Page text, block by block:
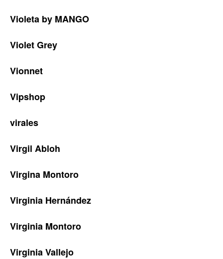
Violeta by MANGO
Violet Grey
Vionnet
Vipshop
virales
Virgil Abloh
Virgina Montoro
Virginia Hernández
Virginia Montoro
Virginia Vallejo